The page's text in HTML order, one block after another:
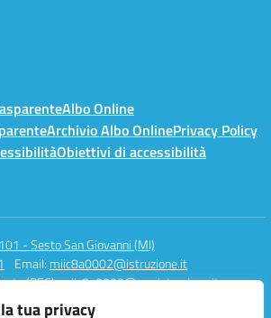
tua privacy
Albo Online
Archivio Albo OnlinePrivacy Policy
Obiettivi di accessibilità
- Sesto San Giovanni (MI)
Email: miic8a0002@istruzione.it
(PEC):miic8a0002@pec.istruzione.it